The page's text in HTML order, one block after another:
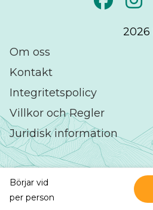
Börjar vid
per person
2026
Om oss
Kontakt
Integritetspolicy
Villkor och Regler
Juridisk information
Utmärkt